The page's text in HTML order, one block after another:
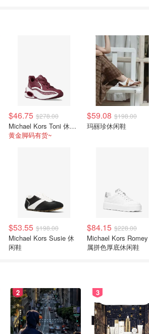
$46.75 $278.00
Michael Kors Toni 休闲混合材质运动鞋
黄金脚码有货~
$59.08 $198.00
玛丽珍休闲鞋
$53.55 $198.00
Michael Kors Susie 休
闲鞋
$84.15 $228.00
Michael Kors
属拼色厚底休闲鞋
2 3